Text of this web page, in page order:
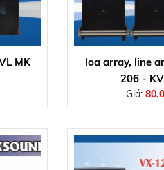
MK
loa array, line
206 -
Giá: